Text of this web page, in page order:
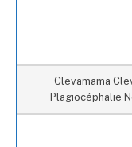
Clevamama
Plagiocéphalie